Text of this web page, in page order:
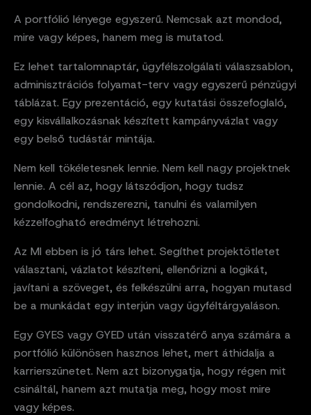
A portfólió lényege egyszerű. Nemcsak azt mondod,
mire vagy képes, hanem meg is mutatod.
Ez lehet tartalomnaptár, ügyfélszolgálati válaszsablon,
adminisztrációs folyamat-terv vagy egyszerű pénzügyi
táblázat. Egy prezentáció, egy kutatási összefoglaló,
egy kisvállalkozásnak készített kampányvázlat vagy
egy belső tudástár mintája.
Nem kell tökéletesnek lennie. Nem kell nagy projektnek
lennie. A cél az, hogy látszódjon, hogy tudsz
gondolkodni, rendszerezni, tanulni és valamilyen
kézzelfogható eredményt létrehozni.
Az MI ebben is jó társ lehet. Segíthet projektötletet
választani, vázlatot készíteni, ellenőrizni a logikát,
javítani a szöveget, és felkészülni arra, hogyan mutasd
be a munkádat egy interjún vagy ügyféltárgyaláson.
Egy GYES vagy GYED után visszatérő anya számára a
portfólió különösen hasznos lehet, mert áthidalja a
karrierszünetet. Nem azt bizonygatja, hogy régen mit
csináltál, hanem azt mutatja meg, hogy most mire
vagy képes.